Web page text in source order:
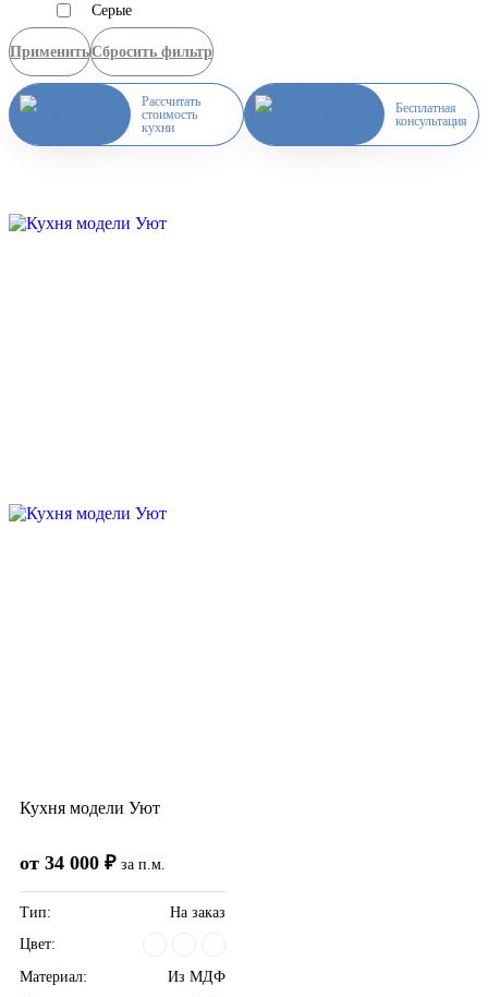
Серые
ПрименитьСбросить фильтр
Рассчитать
стоимость
кухни
Бесплатная
консультация
Кухня модели Уют
от 34 000 ₽ за п.м.
Тип:
На заказ
Цвет:
Материал:
Из МДФ